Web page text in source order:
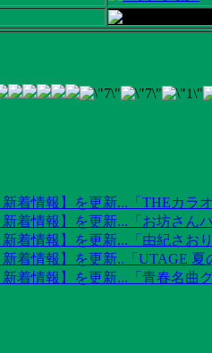
新着情報】を更新...「THEカ
新着情報】を更新...「お坊さ
新着情報】を更新...「由紀さお
新着情報】を更新..「UTAGE
新着情報】を更新...「青春名